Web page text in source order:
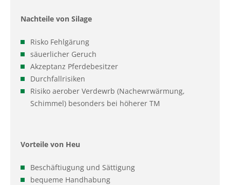
Nachteile von Silage
Risko Fehlgärung
säuerlicher Geruch
Akzeptanz Pferdebesitzer
Durchfallrisiken
Risiko aerober Verdewrb (Nachewrwärmung,
Schimmel) besonders bei höherer TM
Vorteile von Heu
Beschäftiugung und Sättigung
bequeme Handhabung